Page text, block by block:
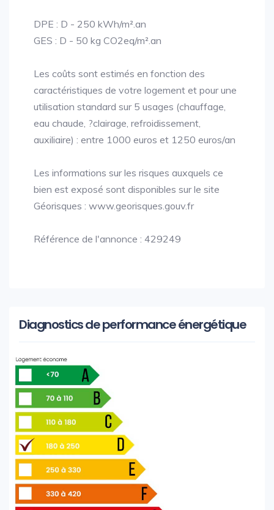
DPE : D - 250 kWh/m².an
GES : D - 50 kg CO2eq/m².an
Les coûts sont estimés en fonction des
caractéristiques de votre logement et pour une
utilisation standard sur 5 usages (chauffage,
eau chaude, ?clairage, refroidissement,
auxiliaire) : entre 1000 euros et 1250 euros/an
Les informations sur les risques auxquels ce
bien est exposé sont disponibles sur le site
Géorisques : www.georisques.gouv.fr
Référence de l'annonce : 429249
Diagnostics de performance énergétique